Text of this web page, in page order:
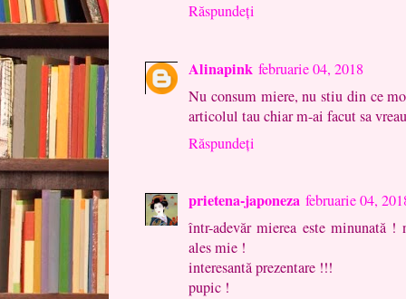
Răspundeți
Alinapink februarie 04, 2018
Nu consum miere, nu stiu din ce
articolul tau chiar m-ai facut sa
Răspundeți
prietena-japoneza februarie 04,
într-adevăr mierea este minunată
ales mie !
interesantă prezentare !!!
pupic !